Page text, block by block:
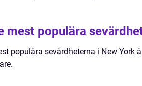
mest populära
populära sevärdheterna i New York